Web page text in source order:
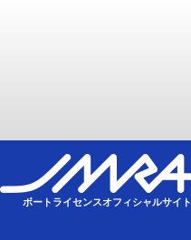
ボートライセンスオフィシャルサイト